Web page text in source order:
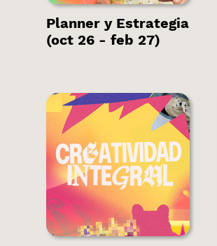
Planner y Estrategia
(oct 26 - feb 27)
Quedan pocas
plazas.